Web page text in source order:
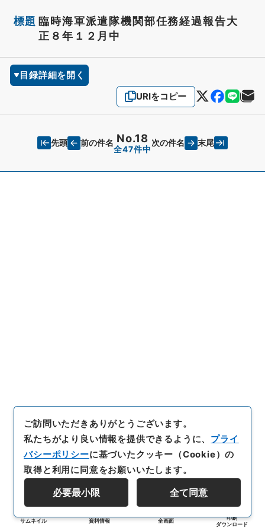
標題 臨時海軍派遣隊機関部任務経過報告大
正８年１２月中
目録詳細を開く
URIをコピー
先頭 前の件名 No.18
全47件中
次の件名 末尾
サムネイル 資料情報 全画面
印刷
ダウンロード
ご訪問いただきありがとうございます。
私たちがより良い情報を提供できるように、 プライ
バシーポリシーに基づいたクッキー（Cookie）の
取得と利用に同意をお願いいたします。
必要最小限 全て同意